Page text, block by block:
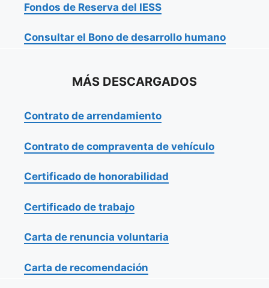
Fondos de Reserva del IESS
Consultar el Bono de desarrollo humano
MÁS DESCARGADOS
Contrato de arrendamiento
Contrato de compraventa de vehículo
Certificado de honorabilidad
Certificado de trabajo
Carta de renuncia voluntaria
Carta de recomendación